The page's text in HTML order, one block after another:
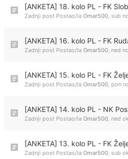
[ANKETA] 18. kolo PL - FK
Zadnji post Postao/la Omar500, sub
[ANKETA] 16. kolo PL - FK
Zadnji post Postao/la Omar500, ned
[ANKETA] 15. kolo PL - FK
Zadnji post Postao/la Omar500, pon
[ANKETA] 14. kolo PL - NK
Zadnji post Postao/la Omar500, ned
[ANKETA] 13. kolo PL - FK
Zadnji post Postao/la Omar500, sub